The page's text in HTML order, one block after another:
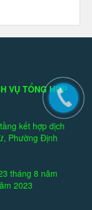
VỤ TỔNG HỢP
kết hợp dịch
Phường Định
tháng 8 năm
2023